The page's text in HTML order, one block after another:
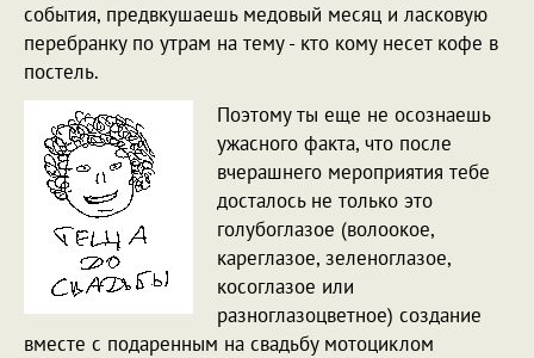
события, предвкушаешь медовый месяц и ласковую
перебранку по утрам на тему - кто кому несет кофе в
постель.
Поэтому ты еще не осознаешь
ужасного факта, что после
вчерашнего мероприятия тебе
досталось не только это
голубоглазое (волоокое,
кареглазое, зеленоглазое,
косоглазое или
разноглазоцветное) создание
вместе с подаренным на свадьбу мотоциклом